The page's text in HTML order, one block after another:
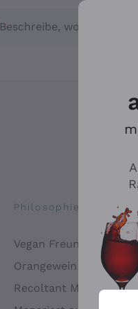
Beschreibe, wonach du
Philosophien
Vegan Freundlich
Orangewein
Recoltant Manipulant